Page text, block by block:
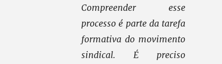
Compreender esse
processo é parte da tarefa
formativa do movimento
sindical. É preciso